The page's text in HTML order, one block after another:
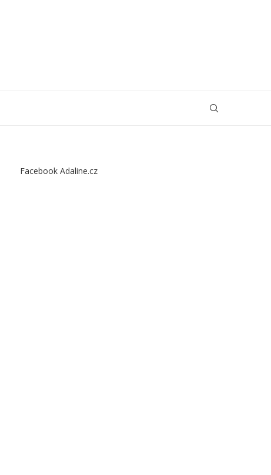
Facebook Adaline.cz